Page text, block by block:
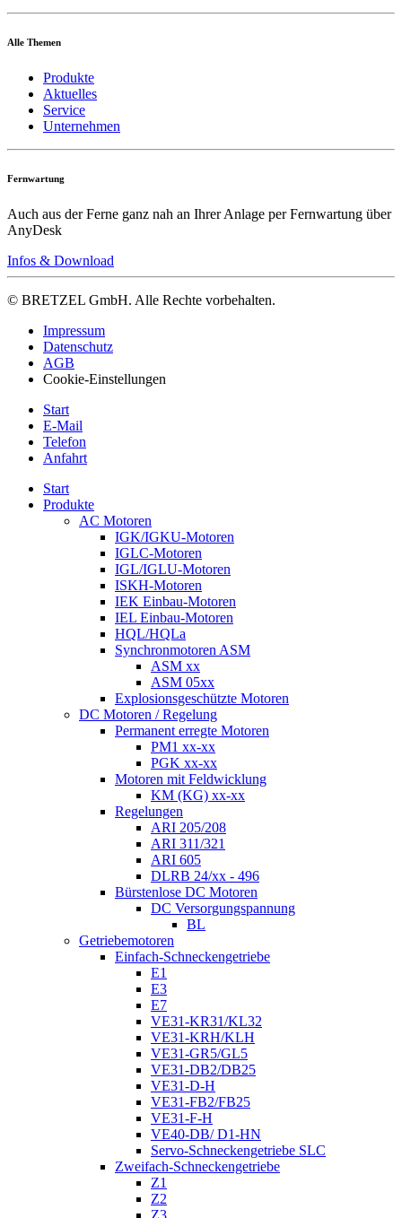
Alle Themen
Produkte
Aktuelles
Service
Unternehmen
Fernwartung
Auch aus der Ferne ganz nah an Ihrer Anlage per Fernwartung über
AnyDesk
Infos & Download
© BRETZEL GmbH. Alle Rechte vorbehalten.
Impressum
Datenschutz
AGB
Cookie-Einstellungen
Start
E-Mail
Telefon
Anfahrt
Start
Produkte
AC Motoren
IGK/IGKU-Motoren
IGLC-Motoren
IGL/IGLU-Motoren
ISKH-Motoren
IEK Einbau-Motoren
IEL Einbau-Motoren
HQL/HQLa
Synchronmotoren ASM
ASM xx
ASM 05xx
Explosionsgeschützte Motoren
DC Motoren / Regelung
Permanent erregte Motoren
PM1 xx-xx
PGK xx-xx
Motoren mit Feldwicklung
KM (KG) xx-xx
Regelungen
ARI 205/208
ARI 311/321
ARI 605
DLRB 24/xx - 496
Bürstenlose DC Motoren
DC Versorgungspannung
BL
Getriebemotoren
Einfach-Schneckengetriebe
E1
E3
E7
VE31-KR31/KL32
VE31-KRH/KLH
VE31-GR5/GL5
VE31-DB2/DB25
VE31-D-H
VE31-FB2/FB25
VE31-F-H
VE40-DB/ D1-HN
Servo-Schneckengetriebe SLC
Zweifach-Schneckengetriebe
Z1
Z2